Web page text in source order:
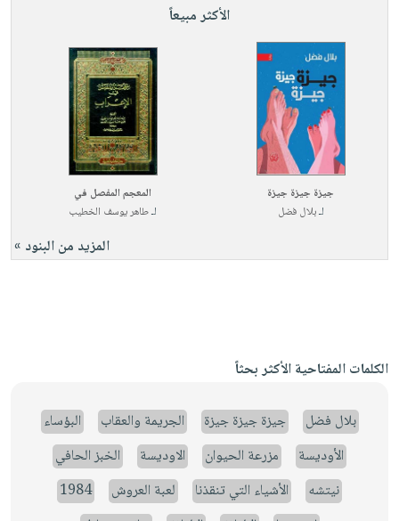
الأكثر مبيعاً
جيزة جيزة جيزة
لـبلال فضل
المعجم المفصل في
لـطاهر يوسف الخطيب
المزيد من البنود »
الكلمات المفتاحية الأكثر بحثاً
بلال فضل جيزة جيزة جيزة الجريمة والعقاب
البؤساء
الأوديسة
مزرعة الحيوان الاوديسة
الخبز الحافي
نيتشه
الأشياء التي تنقذنا لعبة العروش
1984